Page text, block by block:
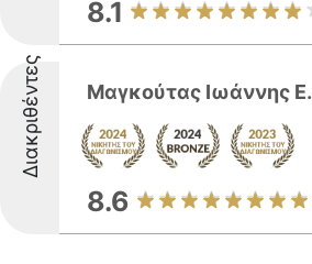
8.1
Διακριθέντες Μαγκούτας Ιωάννης Ε.
8.6